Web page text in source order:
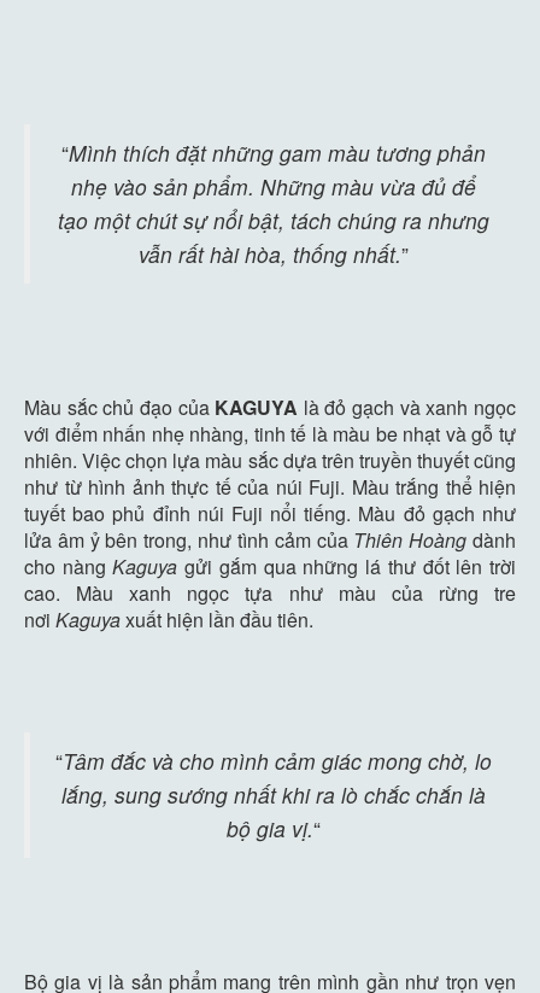
“Mình thích đặt những gam màu tương phản
nhẹ vào sản phẩm. Những màu vừa đủ để
tạo một chút sự nổi bật, tách chúng ra nhưng
vẫn rất hài hòa, thống nhất.”
Màu sắc chủ đạo của KAGUYA là đỏ gạch và xanh ngọc
với điểm nhấn nhẹ nhàng, tinh tế là màu be nhạt và gỗ tự
nhiên. Việc chọn lựa màu sắc dựa trên truyền thuyết cũng
như từ hình ảnh thực tế của núi Fuji. Màu trắng thể hiện
tuyết bao phủ đỉnh núi Fuji nổi tiếng. Màu đỏ gạch như
lửa âm ỷ bên trong, như tình cảm của Thiên Hoàng dành
cho nàngKaguya gửi gắm qua những lá thư đốt lên trời
cao. Màu xanh ngọc tựa như màu của rừng tre
nơi Kaguyaxuất hiện lần đầu tiên.
“Tâm đắc và cho mình cảm giác mong chờ, lo
lắng, sung sướng nhất khi ra lò chắc chắn là
bộ gia vị.“
Bộ gia vị là sản phẩm mang trên mình gần như trọn vẹn